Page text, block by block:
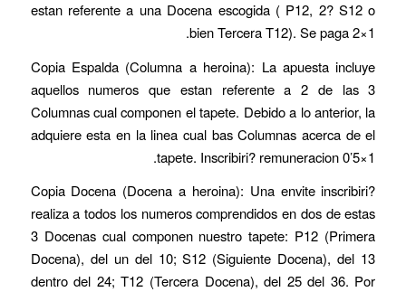
estan referente a una Docena escogida ( P12, 2? S12 o
bien Tercera T12). Se paga 2×1.
Copia Espalda (Columna a heroina): La apuesta incluye
aquellos numeros que estan referente a 2 de las 3
Columnas cual componen el tapete. Debido a lo anterior, la
adquiere esta en la linea cual bas Columnas acerca de el
tapete. Inscribiri? remuneracion 0’5×1.
Copia Docena (Docena a heroina): Una envite inscribiri?
realiza a todos los numeros comprendidos en dos de estas
3 Docenas cual componen nuestro tapete: P12 (Primera
Docena), del un del 10; S12 (Siguiente Docena), del 13
dentro del 24; T12 (Tercera Docena), del 25 del 36. Por